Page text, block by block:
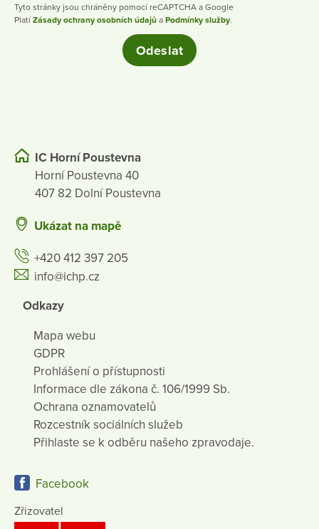
Tyto stránky jsou chráněny pomocí reCAPTCHA a Google
PlatíZásady ochrany osobních údajů a Podmínky služby.
IC Horní Poustevna
Horní Poustevna 40
407 82 Dolní Poustevna
Ukázat na mapě
+420 412 397 205
info@ichp.cz
Odkazy
Mapa webu
GDPR
Prohlášení o přístupnosti
Informace dle zákona č. 106/1999 Sb.
Ochrana oznamovatelů
Rozcestník sociálních služeb
Přihlaste se k odběru našeho zpravodaje.
Facebook
Zřizovatel